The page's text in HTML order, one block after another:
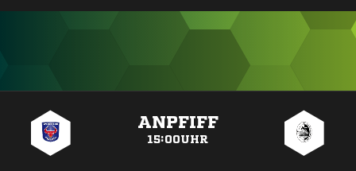
ANPFIFF
15:00UHR